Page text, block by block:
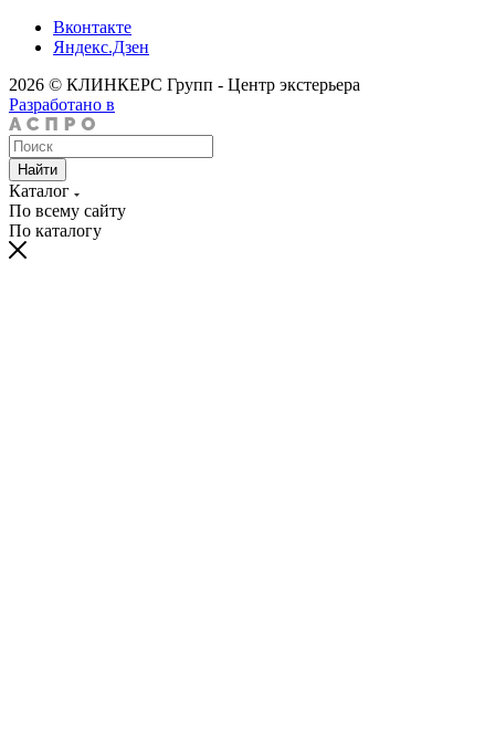
Вконтакте
Яндекс.Дзен
2026 © КЛИНКЕРС Групп - Центр экстерьера
Разработано в
Найти
Каталог
По всему сайту
По каталогу